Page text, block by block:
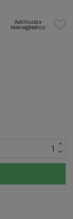
Add hozzá a
kívánságlistához